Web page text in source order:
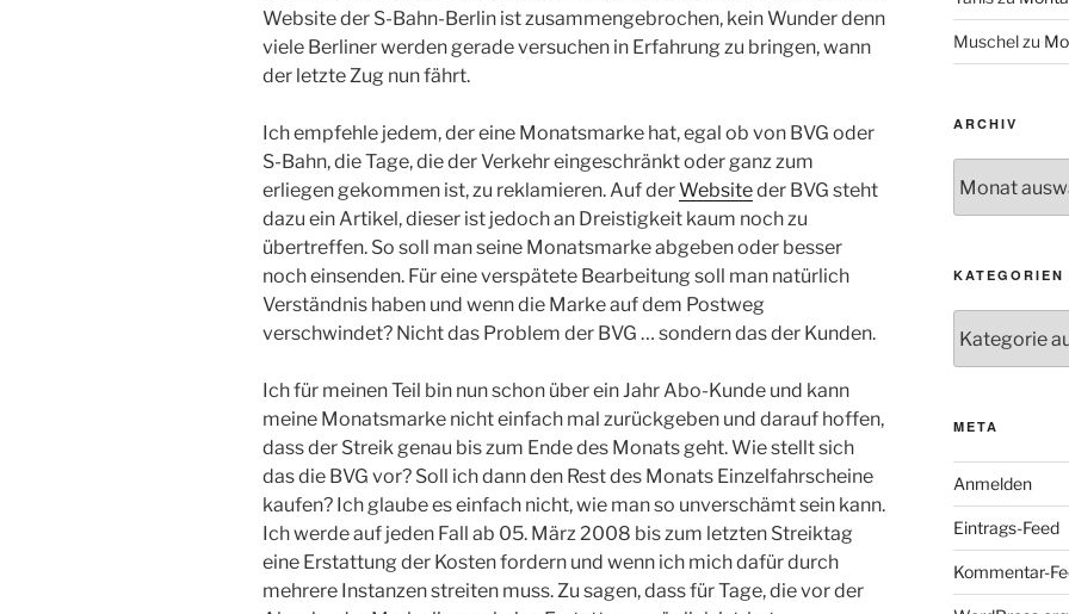
Website der S-Bahn-Berlin ist zusammengebrochen, kein Wunder denn
viele Berliner werden gerade versuchen in Erfahrung zu bringen, wann
der letzte Zug nun fährt.
Ich empfehle jedem, der eine Monatsmarke hat, egal ob von BVG oder
S-Bahn, die Tage, die der Verkehr eingeschränkt oder ganz zum
erliegen gekommen ist, zu reklamieren. Auf derWebsiteder BVG steht
dazu ein Artikel, dieser ist jedoch an Dreistigkeit kaum noch zu
übertreffen. So soll man seine Monatsmarke abgeben oder besser
noch einsenden. Für eine verspätete Bearbeitung soll man natürlich
Verständnis haben und wenn die Marke auf dem Postweg
verschwindet? Nicht das Problem der BVG … sondern das der Kunden.
Ich für meinen Teil bin nun schon über ein Jahr Abo-Kunde und kann
meine Monatsmarke nicht einfach mal zurückgeben und darauf hoffen,
dass der Streik genau bis zum Ende des Monats geht. Wie stellt sich
das die BVG vor? Soll ich dann den Rest des Monats Einzelfahrscheine
kaufen? Ich glaube es einfach nicht, wie man so unverschämt sein kann.
Ich werde auf jeden Fall ab 05. März 2008 bis zum letzten Streiktag
eine Erstattung der Kosten fordern und wenn ich mich dafür durch
mehrere Instanzen streiten muss. Zu sagen, dass für Tage, die vor der
Muschelzu
ARCHIV
KATEGORIEN
META
Anmelden
Eintrags-Feed
Kommentar-